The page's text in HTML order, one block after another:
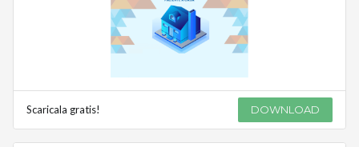
Scaricala gratis! DOWNLOAD